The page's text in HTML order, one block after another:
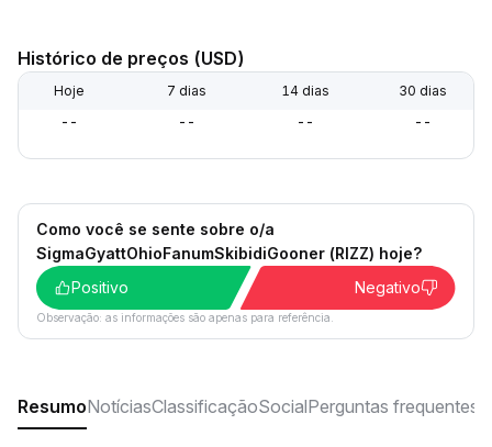
Histórico de preços (USD)
Hoje 7 dias 14 dias 30 dias
-- -- -- --
Como você se sente sobre o/a
SigmaGyattOhioFanumSkibidiGooner (RIZZ) hoje?
Positivo
Negativo
Observação: as informações são apenas para referência.
ResumoNotíciasClassificaçãoSocialPerguntas frequentes